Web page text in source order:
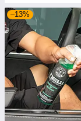
–13%